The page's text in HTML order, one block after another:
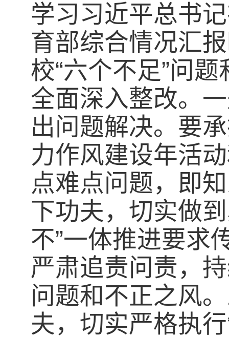
学习习近平总书
育部综合情况汇
校“六个不足”问
全面深入整改。
出问题解决。要
力作风建设年活
点难点问题，即
下功夫，切实做
不”一体推进要求
严肃追责问责，
问题和不正之风
夫，切实严格执